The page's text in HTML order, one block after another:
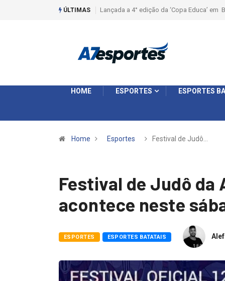
ÚLTIMAS
da ‘Copa Educa’ em Batatais Liga 2026: Equipes rompem com a LABE
HOME ESPORTES ESPORTES
Home Esportes Festival de Judô…
Festival de Judô da
acontece neste
ESPORTES ESPORTES BATATAIS